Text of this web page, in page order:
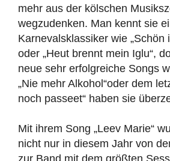
mehr aus der kölschen
wegzudenken. Man kennt sie
Karnevalsklassiker wie „Schön
oder „Heut brennt mein Iglu“,
neue sehr erfolgreiche Songs
„Nie mehr Alkohol“oder dem
noch passeet“ haben sie
Mit ihrem Song „Leev Marie“
nicht nur in diesem Jahr von
zur Band mit dem größten